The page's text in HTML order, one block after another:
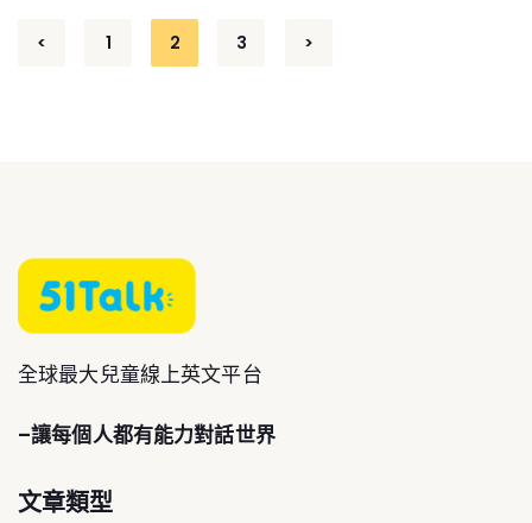
Posts
< 1 2 3 >
全球最大兒童線上英文平台
–讓每個人都有能力對話世界
文章類型